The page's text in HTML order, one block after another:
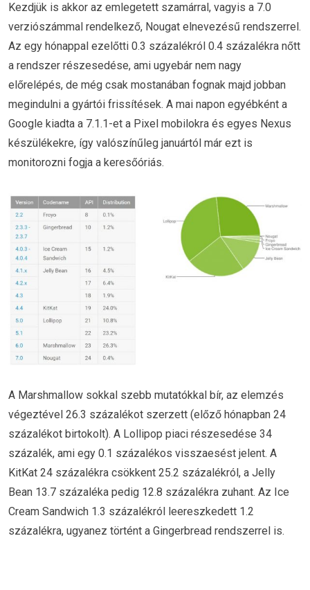
Kezdjük is akkor az emlegetett szamárral, vagyis a 7.0
verziószámmal rendelkező, Nougat elnevezésű rendszerrel.
Az egy hónappal ezelőtti 0.3 százalékról 0.4 százalékra nőtt
a rendszer részesedése, ami ugyebár nem nagy
előrelépés, de még csak mostanában fognak majd jobban
megindulni a gyártói frissítések. A mai napon egyébként a
Google kiadta a 7.1.1-et a Pixel mobilokra és egyes Nexus
készülékekre, így valószínűleg januártól már ezt is
monitorozni fogja a keresőóriás.
A Marshmallow sokkal szebb mutatókkal bír, az elemzés
végeztével 26.3 százalékot szerzett (előző hónapban 24
százalékot birtokolt). A Lollipop piaci részesedése 34
százalék, ami egy 0.1 százalékos visszaesést jelent. A
KitKat 24 százalékra csökkent 25.2 százalékról, a Jelly
Bean 13.7 százaléka pedig 12.8 százalékra zuhant. Az Ice
Cream Sandwich 1.3 százalékról leereszkedett 1.2
százalékra, ugyanez történt a Gingerbread rendszerrel is.